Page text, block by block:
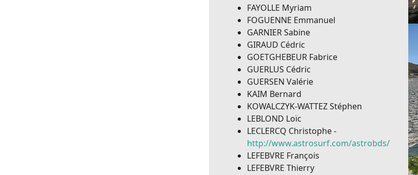
FAYOLLE Myriam
FOGUENNE Emmanuel
GARNIER Sabine
GIRAUD Cédric
GOETGHEBEUR Fabrice
GUERLUS Cédric
GUERSEN Valérie
KAIM Bernard
KOWALCZYK-WATTEZ Stéphen
LEBLOND Loïc
LECLERCQ Christophe -
http://www.astrosurf.com/astrobds/
LEFEBVRE François
LEFEBVRE Thierry